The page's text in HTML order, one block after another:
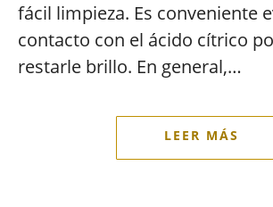
fácil limpieza. Es conveniente
contacto con el ácido cítrico
restarle brillo. En general,…